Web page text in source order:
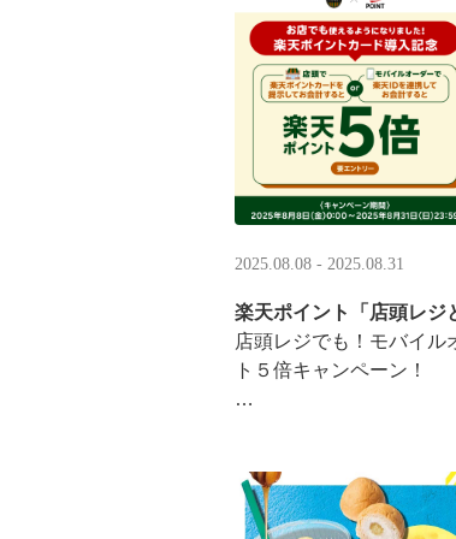
2025.08.08 - 2025.08.31
楽天ポイント「店頭レジ
店頭レジでも！モバイ
ト５倍キャンペーン！
8/8（金）0:00～8/31 ···